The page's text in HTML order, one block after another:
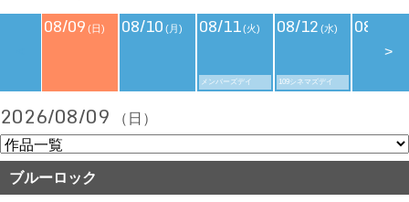
08/09 (日) 08/10 (月) 08/11(火)
メンバーズデイ
08/12 (水)
109シネマズデイ
08/13
>